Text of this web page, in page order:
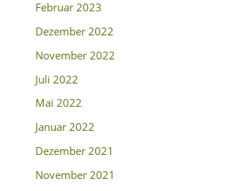
Februar 2023
Dezember 2022
November 2022
Juli 2022
Mai 2022
Januar 2022
Dezember 2021
November 2021